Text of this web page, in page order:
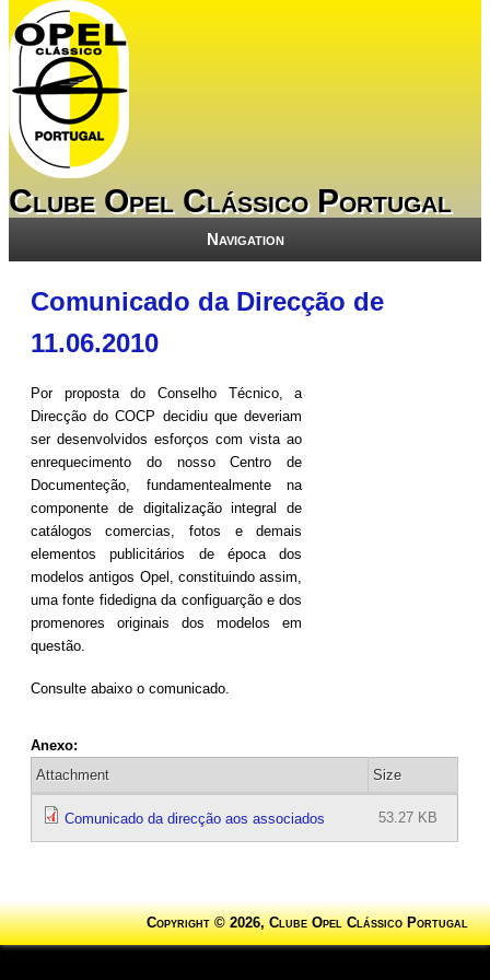
Clube Opel Clássico Portugal
Navigation
Comunicado da Direcção de
11.06.2010
Por proposta do Conselho Técnico, a
Direcção do COCP decidiu que deveriam
ser desenvolvidos esforços com vista ao
enrequecimento do nosso Centro de
Documenteção, fundamentealmente na
componente de digitalização integral de
catálogos comercias, fotos e demais
elementos publicitários de época dos
modelos antigos Opel, constituindo assim,
uma fonte fidedigna da configuarção e dos
promenores originais dos modelos em
questão.
Consulte abaixo o comunicado.
Anexo:
Attachment
Size
Comunicado da direcção aos associados 53.27 KB
Copyright © 2026, Clube Opel Clássico Portugal